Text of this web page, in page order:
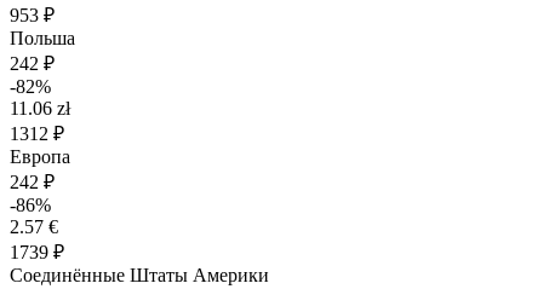
953 ₽
Польша
242 ₽
-82%
11.06 zł
1312 ₽
Европа
242 ₽
-86%
2.57 €
1739 ₽
Соединённые Штаты Америки